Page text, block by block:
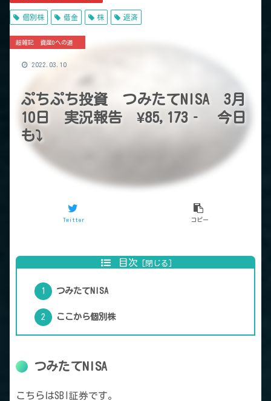
個別株 借金 株 返済
ぷちぷち投資 つみたてNISA 3月
10日 実況報告 ¥85,173‐ 今日
も⤵
超雑記 資産0への道
Twitter コピー
2022.03.10
目次
つみたてNISA
ここから個別株
つみたてNISA
こちらはSBI証券です。